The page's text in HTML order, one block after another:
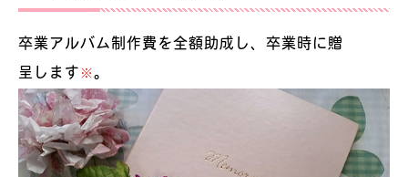
卒業アルバム制作費を全額助成し、卒業時に贈
呈します ※。